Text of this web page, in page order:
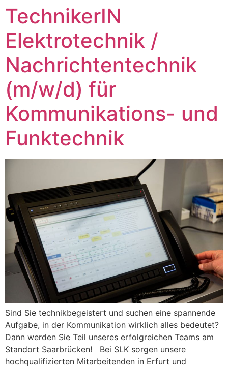
TechnikerIN
Elektrotechnik /
Nachrichtentechnik
(m/w/d) für
Kommunikations- und
Funktechnik
Sind Sie technikbegeistert und suchen eine spannende
Aufgabe, in der Kommunikation wirklich alles bedeutet?
Dann werden Sie Teil unseres erfolgreichen Teams am
Standort Saarbrücken! Bei SLK sorgen unsere
hochqualifizierten Mitarbeitenden in Erfurt und